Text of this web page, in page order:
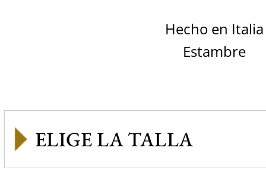
Hecho en Italia
Estambre